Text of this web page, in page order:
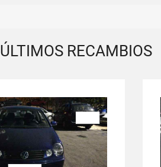
ÚLTIMOS RECAMBIOS